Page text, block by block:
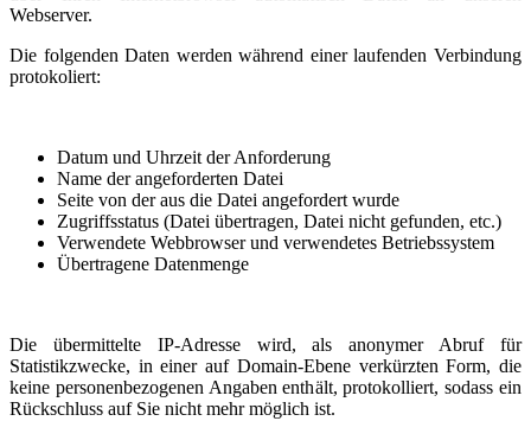
Webserver.
Die folgenden Daten werden während einer laufenden Verbindung
protokoliert:
Datum und Uhrzeit der Anforderung
Name der angeforderten Datei
Seite von der aus die Datei angefordert wurde
Zugriffsstatus (Datei übertragen, Datei nicht gefunden, etc.)
Verwendete Webbrowser und verwendetes Betriebssystem
Übertragene Datenmenge
Die übermittelte IP-Adresse wird, als anonymer Abruf für
Statistikzwecke, in einer auf Domain-Ebene verkürzten Form, die
keine personenbezogenen Angaben enthält, protokolliert, sodass ein
Rückschluss auf Sie nicht mehr möglich ist.